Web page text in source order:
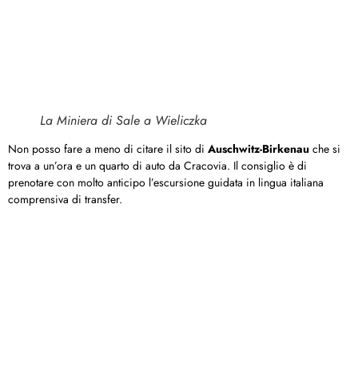
La Miniera di Sale a Wieliczka
Non posso fare a meno di citare il sito di Auschwitz-Birkenau che si
trova a un’ora e un quarto di auto da Cracovia. Il consiglio è di
prenotare con molto anticipo l’escursione guidata in lingua italiana
comprensiva di transfer.